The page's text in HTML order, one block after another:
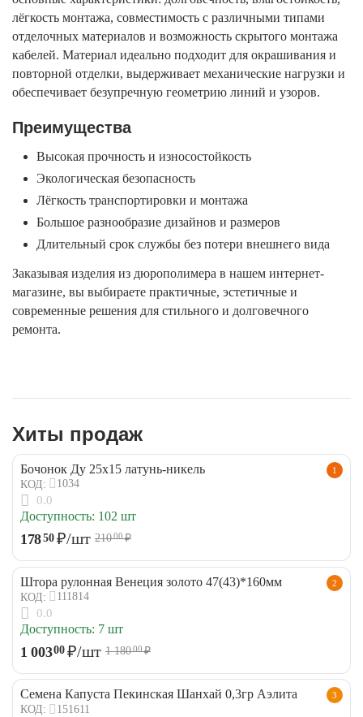
лёгкость монтажа, совместимость с различными типами
отделочных материалов и возможность скрытого монтажа
кабелей. Материал идеально подходит для окрашивания и
повторной отделки, выдерживает механические нагрузки и
обеспечивает безупречную геометрию линий и узоров.
Преимущества
Высокая прочность и износостойкость
Экологическая безопасность
Лёгкость транспортировки и монтажа
Большое разнообразие дизайнов и размеров
Длительный срок службы без потери внешнего вида
Заказывая изделия из дюрополимера в нашем интернет-
магазине, вы выбираете практичные, эстетичные и
современные решения для стильного и долговечного
ремонта.
Хиты продаж
1
Бочонок Ду 25х15 латунь-никель
КОД: 1034
0.0
Доступность: 102 шт
17850 ₽/шт 21000₽
2
Штора рулонная Венеция золото 47(43)*160мм
КОД: 111814
0.0
Доступность: 7 шт
1 00300 ₽/шт 1 18000₽
3
Семена Капуста Пекинская Шанхай 0,3гр Аэлита
КОД: 151611